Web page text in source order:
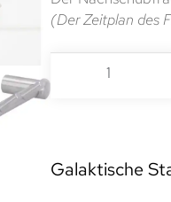
(Der Zeitplan des
Galaktische